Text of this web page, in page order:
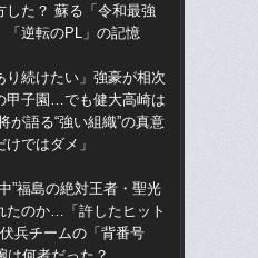
した？ 蘇る「令和最強
「逆転のPL」の記憶
り続けたい」強豪が相次
甲子園…でも健大高崎は
が語る“強い組織”の真意
けではダメ」
”福島の絶対王者・聖光
たのか…「許したヒット
兵チームの「背番号